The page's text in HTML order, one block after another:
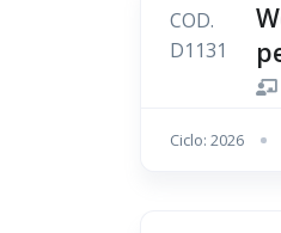
COD.
D1131
Ciclo: 2026